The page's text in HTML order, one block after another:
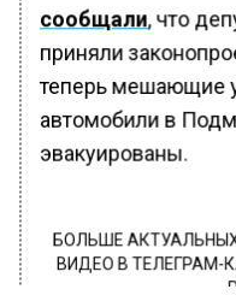
сообщали, что
приняли
теперь мешающие
автомобили в
эвакуированы.
БОЛЬШЕ
ВИДЕО В ТЕЛЕГРАМ-